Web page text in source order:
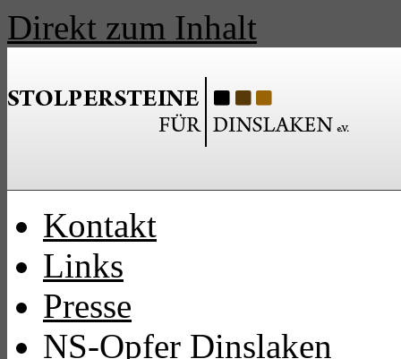
Direkt zum Inhalt
Kontakt
Links
Presse
NS-Opfer Dinslaken